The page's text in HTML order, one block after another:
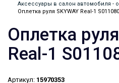
Аксессуары в салон автомобиля -
Оплетка руля SKYWAY Real-1
Оплетка
Real-1
Артикул: 15970353